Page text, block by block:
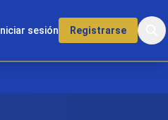
Iniciar sesión Registrarse